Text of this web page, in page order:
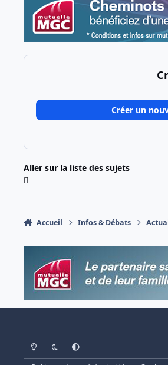
Créer un
Aller sur la liste des sujets
Accueil Infos & Débats
Light ModeDark ModeSystem Preference